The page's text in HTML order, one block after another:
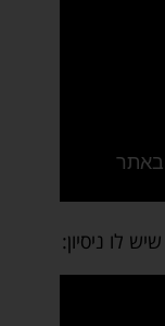
לו ניסיון: